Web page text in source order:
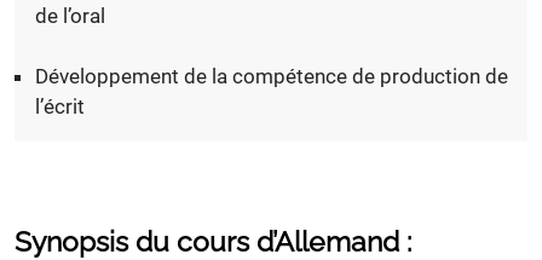
de l’oral
Développement de la compétence de production de
l’écrit
Synopsis du cours d’Allemand :